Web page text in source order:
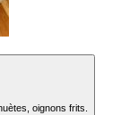
oignons frits.